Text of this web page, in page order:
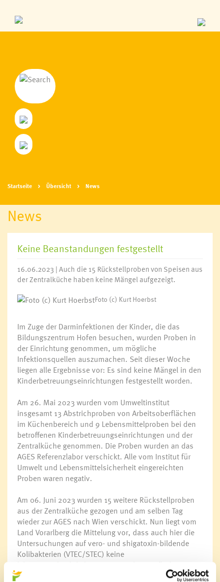
Startseite Übersicht News
News
Keine Beanstandungen festgestellt
16.06.2023 | Auch die 15 Rückstellproben von Speisen aus
der Zentralküche haben keine Mängel aufgezeigt.
Foto (c) Kurt Hoerbst
Im Zuge der Darminfektionen der Kinder, die das
Bildungszentrum Hofen besuchen, wurden Proben in
der Einrichtung genommen, um mögliche
Infektionsquellen auszumachen. Seit dieser Woche
liegen alle Ergebnisse vor: Es sind keine Mängel in den
Kinderbetreuungseinrichtungen festgestellt worden.
Am 26. Mai 2023 wurden vom Umweltinstitut
insgesamt 13 Abstrichproben von Arbeitsoberflächen
im Küchenbereich und 9 Lebensmittelproben bei den
betroffenen Kinderbetreuungseinrichtungen und der
Zentralküche genommen. Die Proben wurden an das
AGES Referenzlabor verschickt. Alle vom Institut für
Umwelt und Lebensmittelsicherheit eingereichten
Proben waren negativ.
Am 06. Juni 2023 wurden 15 weitere Rückstellproben
aus der Zentralküche gezogen und am selben Tag
wieder zur AGES nach Wien verschickt. Nun liegt vom
Land Vorarlberg die Mittelung vor, dass auch hier die
Untersuchungen auf vero- und shigatoxin-bildende
Kolibakterien (VTEC/STEC) keine
lebensmittelrechtlichen Beanstandungsgründe
festgestellt haben.